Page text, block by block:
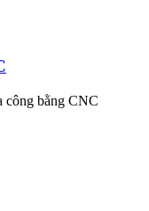
công bằng CNC